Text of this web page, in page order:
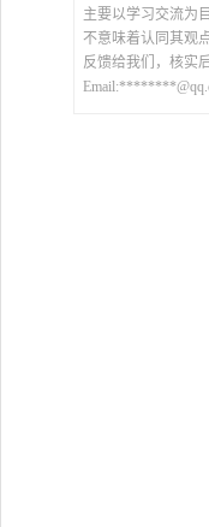
主要以学习交流为
不意味着认同其观
反馈给我们，核实